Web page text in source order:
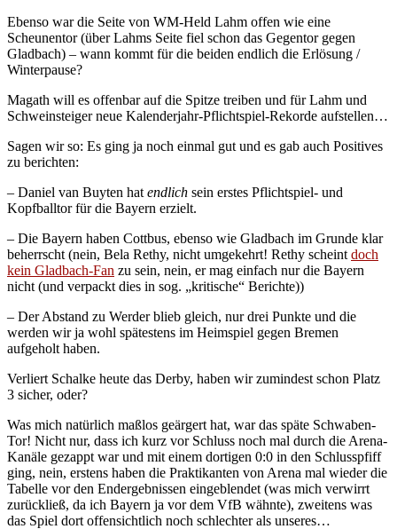
Ebenso war die Seite von WM-Held Lahm offen wie eine
Scheunentor (über Lahms Seite fiel schon das Gegentor gegen
Gladbach) – wann kommt für die beiden endlich die Erlösung /
Winterpause?
Magath will es offenbar auf die Spitze treiben und für Lahm und
Schweinsteiger neue Kalenderjahr-Pflichtspiel-Rekorde aufstellen…
Sagen wir so: Es ging ja noch einmal gut und es gab auch Positives
zu berichten:
– Daniel van Buyten hat endlich sein erstes Pflichtspiel- und
Kopfballtor für die Bayern erzielt.
– Die Bayern haben Cottbus, ebenso wie Gladbach im Grunde klar
beherrscht (nein, Bela Rethy, nicht umgekehrt! Rethy scheint doch
kein Gladbach-Fan zu sein, nein, er mag einfach nur die Bayern
nicht (und verpackt dies in sog. „kritische“ Berichte))
– Der Abstand zu Werder blieb gleich, nur drei Punkte und die
werden wir ja wohl spätestens im Heimspiel gegen Bremen
aufgeholt haben.
Verliert Schalke heute das Derby, haben wir zumindest schon Platz
3 sicher, oder?
Was mich natürlich maßlos geärgert hat, war das späte Schwaben-
Tor! Nicht nur, dass ich kurz vor Schluss noch mal durch die Arena-
Kanäle gezappt war und mit einem dortigen 0:0 in den Schlusspfiff
ging, nein, erstens haben die Praktikanten von Arena mal wieder die
Tabelle vor den Endergebnissen eingeblendet (was mich verwirrt
zurückließ, da ich Bayern ja vor dem VfB wähnte), zweitens was
das Spiel dort offensichtlich noch schlechter als unseres…